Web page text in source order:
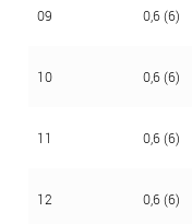
09 0,6 (6)
10 0,6 (6)
11 0,6 (6)
12 0,6 (6)